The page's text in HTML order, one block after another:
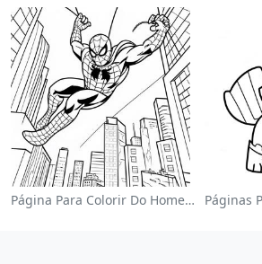
Página Para Colorir Do Homem-Aranha Balançando Pela Cidade